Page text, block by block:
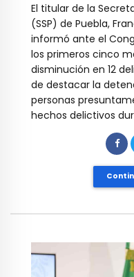
El titular de la
(SSP) de Puebla,
informó ante el
los primeros cinco
disminución en 12
de destacar la
personas
hechos delictivos